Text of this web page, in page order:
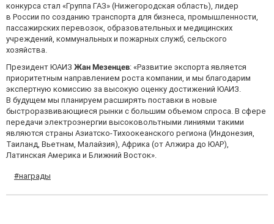
конкурса стал «Группа ГАЗ» (Нижегородская область), лидер
в России по созданию транспорта для бизнеса, промышленности,
пассажирских перевозок, образовательных и медицинских
учреждений, коммунальных и пожарных служб, сельского
хозяйства.
Президент ЮАИЗ Жан Мезенцев: «Развитие экспорта является
приоритетным направлением роста компании, и мы благодарим
экспертную комиссию за высокую оценку достижений ЮАИЗ.
В будущем мы планируем расширять поставки в новые
быстроразвивающиеся рынки с большим объемом спроса. В сфере
передачи электроэнергии высоковольтными линиями такими
являются страны Азиатско-Тихоокеанского региона (Индонезия,
Таиланд, Вьетнам, Малайзия), Африка (от Алжира до ЮАР),
Латинская Америка и Ближний Восток».
#награды